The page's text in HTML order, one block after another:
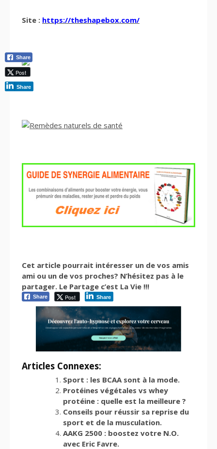
Site : https://theshapebox.com/
Cet article pourrait intéresser un de vos amis
ami ou un de vos proches? N’hésitez pas à le
partager. Le Partage c’est La Vie !!!
Share Post Share
Articles Connexes:
Sport : les BCAA sont à la mode.
Protéines végétales vs whey
protéine : quelle est la meilleure ?
Conseils pour réussir sa reprise du
sport et de la musculation.
AAKG 2500 : boostez votre N.O.
avec Eric Favre.
Share
Post
Share